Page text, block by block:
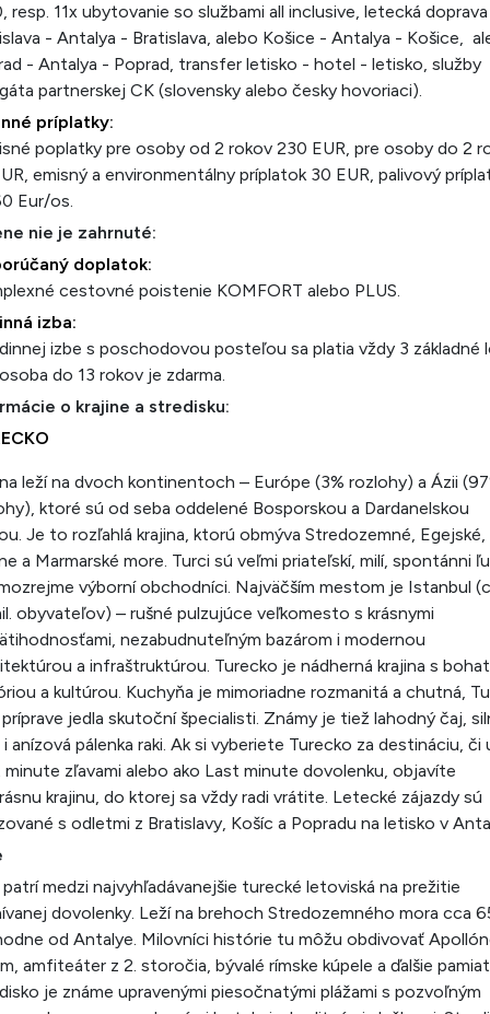
resp. 11x ubytovanie so službami all inclusive, letecká doprava
- Antalya - Bratislava, alebo Košice - Antalya - Košice,
- Antalya - Poprad, transfer letisko - hotel - letisko, služby
partnerskej CK (slovensky alebo česky hovoriaci).
príplatky:
poplatky pre osoby od 2 rokov 230 EUR, pre osoby do 2
emisný a environmentálny príplatok 30 EUR, palivový
Eur/os.
nie je zahrnuté:
doplatok:
cestovné poistenie KOMFORT alebo PLUS.
izba:
izbe s poschodovou posteľou sa platia vždy 3 základné
do 13 rokov je zdarma.
o krajine a stredisku:
leží na dvoch kontinentoch – Európe (3% rozlohy) a Ázii
ktoré sú od seba oddelené Bosporskou a Dardanelskou
Je to rozľahlá krajina, ktorú obmýva Stredozemné, Egejské,
a Marmarské more. Turci sú veľmi priateľskí, milí, spontánni
výborní obchodníci. Najväčším mestom je Istanbul
obyvateľov) – rušné pulzujúce veľkomesto s krásnymi
nezabudnuteľným bazá­rom i modernou
a infraštruktúrou. Turecko je nádherná krajina s
a kultúrou. Kuchyňa je mimoriadne rozmanitá a chutná,
jedla skutoční špecialisti. Známy je tiež lahodný čaj,
i anízová pálenka raki. Ak si vyberiete Turecko za destináciu, či
minute zľavami alebo ako Last minute dovolenku, objavíte
krajinu, do ktorej sa vždy radi vrátite. Letecké zá­jazdy sú
s odletmi z Bratislavy, Košíc a Popradu na letisko v
patrí medzi najvyhľadávanejšie turecké letoviská na prežitie
dovolenky. Leží na brehoch Stredozemného mora cca
od Antalye. Milovníci histórie tu môžu obdivovať
amfiteáter z 2. storočia, bývalé rímske kúpele a ďalšie
je známe upravenými piesočnatými pláža­mi s pozvoľným